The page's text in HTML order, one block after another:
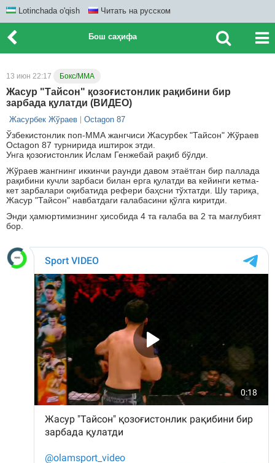
Lotinchada o'qish Читать на русском
Бош саҳифа
13 июн 22:17 Бокс/ММА
Жасур "Тайсон" қозоғистонлик рақибини бир
зарбада қулатди (ВИДЕО)
Жасурбек Жўраев Octagon 87
Ўзбекистонлик поп-ММА жангчиси Жасурбек "Тайсон" Жўраев
Octagon 87 турнирида иштирок этди.
Унга қозоғистонлик Ислам Генжебай рақиб бўлди.
Жўраев жангнинг иккинчи раунди давом этаётган бир паллада
рақибини кучли зарбаси билан ерга қулатди ва кейинги кетма-
кет зарбалари оқибатида рефери баҳсни тўхтатди. Шу тариқа,
Жасур "Тайсон" навбатдаги ғалабасини қўлга киритди.
Энди ҳамюртимизнинг ҳисобида 4 та ғалаба ва 2 та мағлубият
бор.